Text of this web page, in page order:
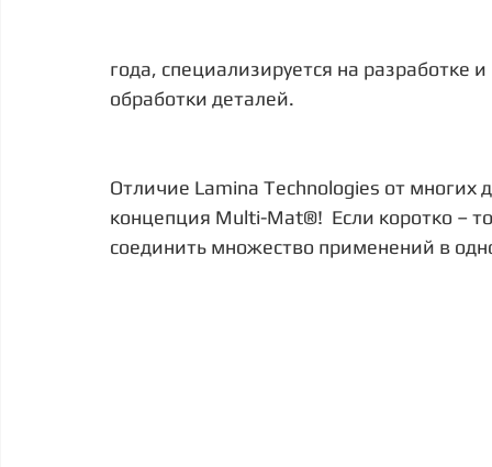
года, специализируется на разработке
обработки деталей.
Отличие Lamina Technologies от многих
концепция Multi-Mat®!  Если коротко –
соединить множество применений в